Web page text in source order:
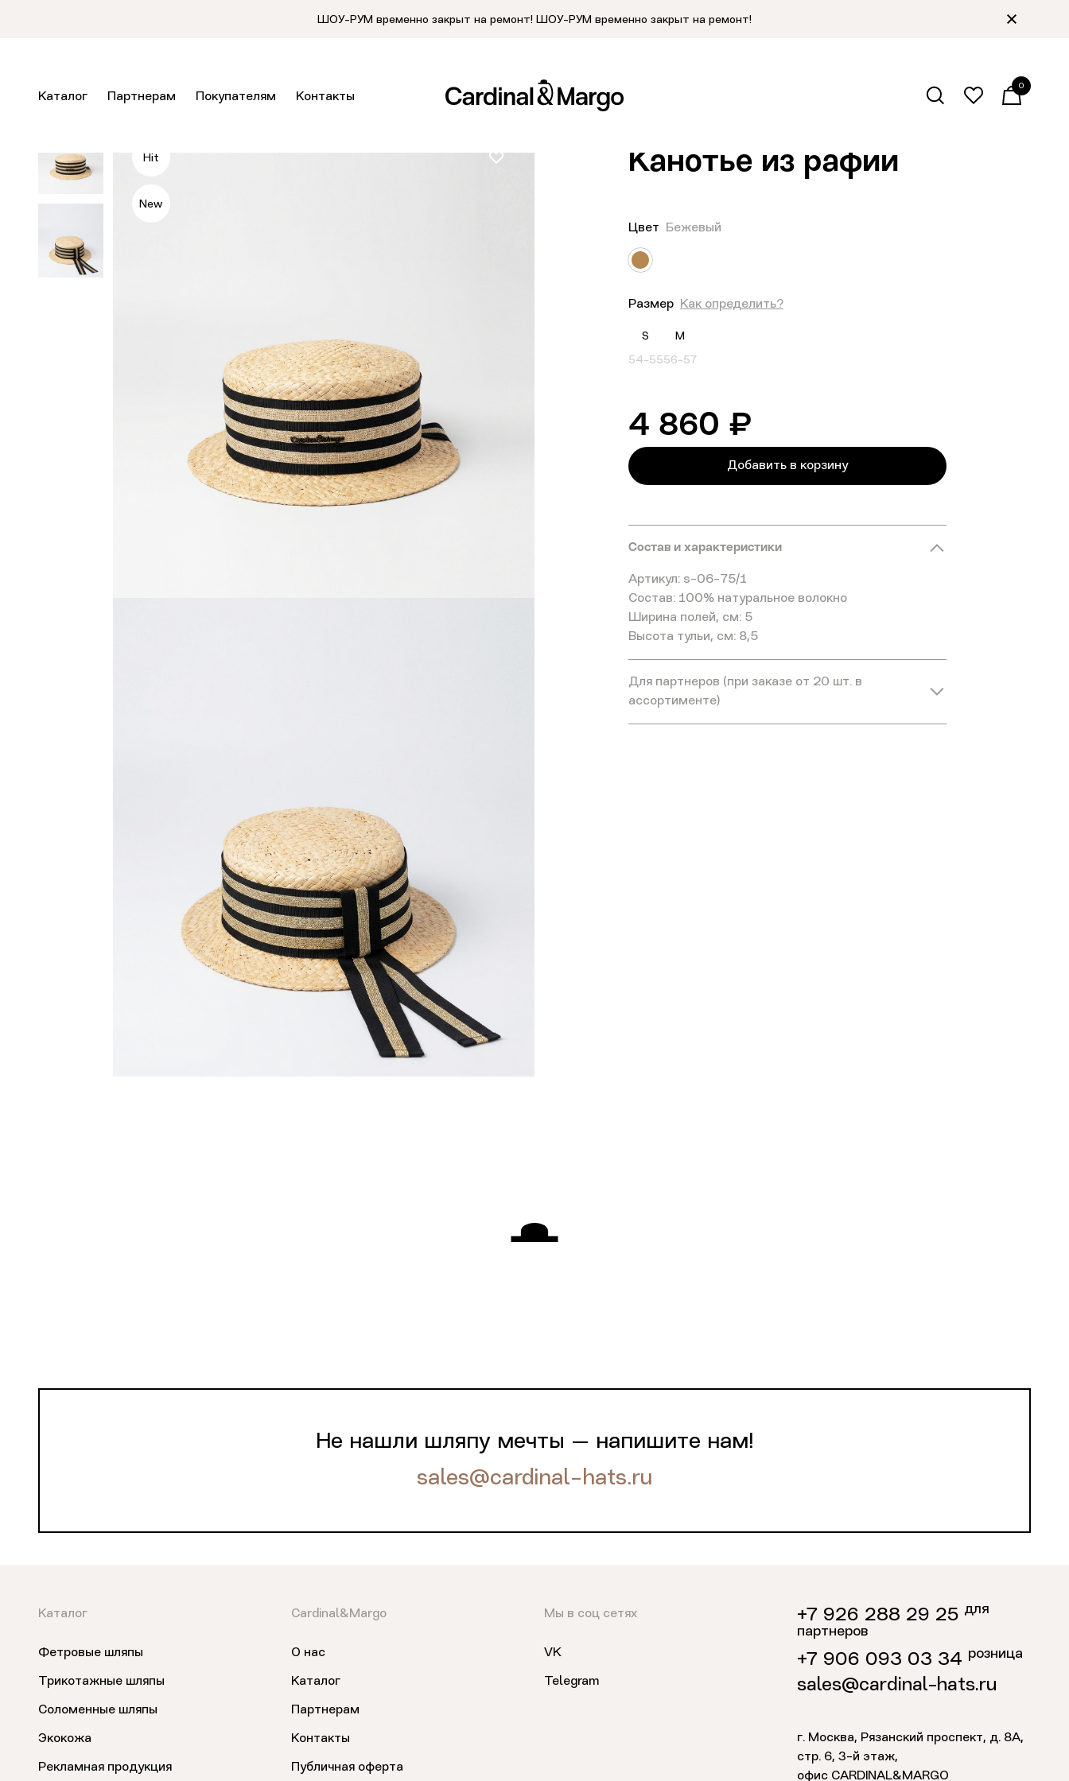
ШОУ-РУМ временно закрыт на ремонт! ШОУ-РУМ временно закрыт на ремонт!
Каталог Партнерам Покупателям Контакты
0
Hit
New
Канотье из рафии
Цвет Бежевый
Размер Как определить?
S
54-55
M
56-57
4 860 ₽
Добавить в корзину
Состав и характеристики
Артикул: s-06-75/1
Состав: 100% натуральное волокно
Ширина полей, см: 5
Высота тульи, см: 8,5
Для партнеров (при заказе от 20 шт. в
ассортименте)
Не нашли шляпу мечты — напишите нам!
sales@cardinal-hats.ru
Каталог
Фетровые шляпы
Трикотажные шляпы
Соломенные шляпы
Экокожа
Рекламная продукция
Cardinal&Margo
О нас
Каталог
Партнерам
Контакты
Публичная оферта
Мы в соц сетях
VK
Telegram
+7 926 288 29 25 для
партнеров
+7 906 093 03 34 розница
sales@cardinal-hats.ru
г. Москва, Рязанский проспект, д. 8А,
стр. 6, 3-й этаж,
офис CARDINAL&MARGO